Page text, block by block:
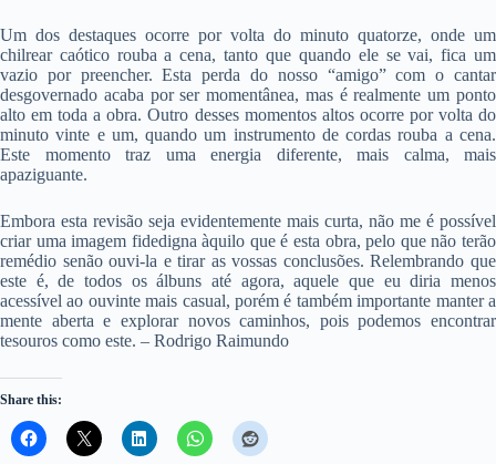
Um dos destaques ocorre por volta do minuto quatorze, onde um
chilrear caótico rouba a cena, tanto que quando ele se vai, fica um
vazio por preencher. Esta perda do nosso “amigo” com o cantar
desgovernado acaba por ser momentânea, mas é realmente um ponto
alto em toda a obra. Outro desses momentos altos ocorre por volta do
minuto vinte e um, quando um instrumento de cordas rouba a cena.
Este momento traz uma energia diferente, mais calma, mais
apaziguante.
Embora esta revisão seja evidentemente mais curta, não me é possível
criar uma imagem fidedigna àquilo que é esta obra, pelo que não terão
remédio senão ouvi-la e tirar as vossas conclusões. Relembrando que
este é, de todos os álbuns até agora, aquele que eu diria menos
acessível ao ouvinte mais casual, porém é também importante manter a
mente aberta e explorar novos caminhos, pois podemos encontrar
tesouros como este. – Rodrigo Raimundo
Share this: